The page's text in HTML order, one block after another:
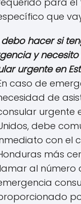
que
debo hacer si
y
urgente en
caso de
de
urgente
debe
con el
más
al número